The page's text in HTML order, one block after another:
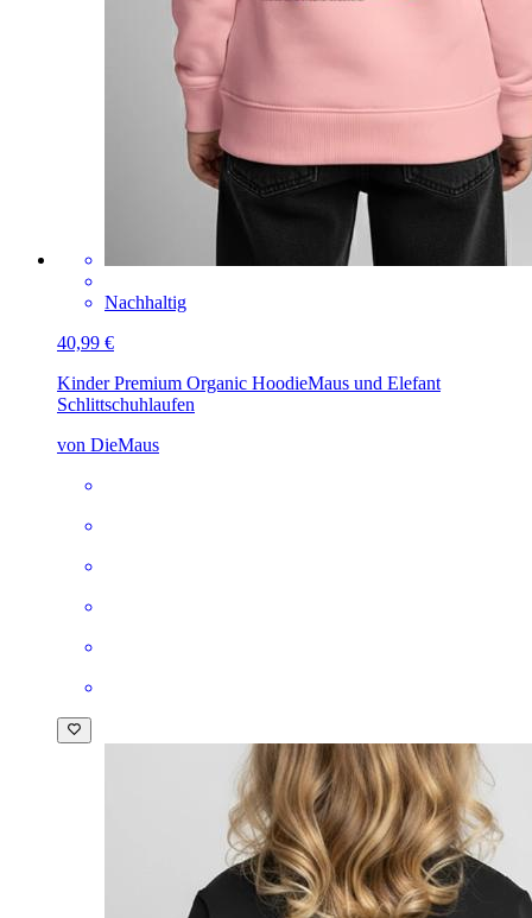
Nachhaltig
40,99 €
Kinder Premium Organic HoodieMaus und Elefant
Schlittschuhlaufen
von DieMaus